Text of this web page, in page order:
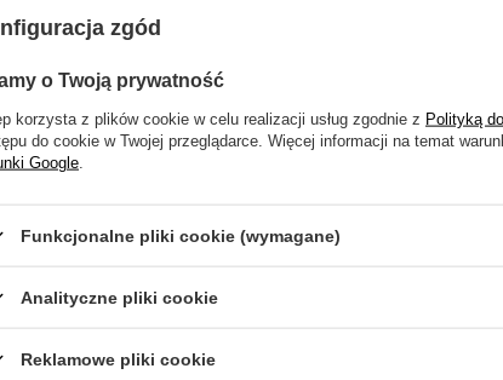
(0)
zgód
o Twoją prywatność
korzysta z plików cookie w celu realizacji usług zgodnie z Polityką
do cookie w Twojej przeglądarce. Więcej informacji na temat
Google
Funkcjonalne pliki cookie (wymagane)
Analityczne pliki cookie
Reklamowe pliki cookie